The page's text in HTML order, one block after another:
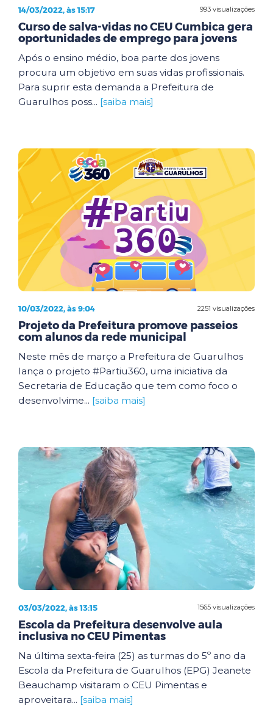
993 visualizações
14/03/2022, às 15:17
Curso de salva-vidas no CEU Cumbica gera
oportunidades de emprego para jovens
Após o ensino médio, boa parte dos jovens
procura um objetivo em suas vidas profissionais.
Para suprir esta demanda a Prefeitura de
Guarulhos poss... [saiba mais]
2251 visualizações
10/03/2022, às 9:04
Projeto da Prefeitura promove passeios
com alunos da rede municipal
Neste mês de março a Prefeitura de Guarulhos
lança o projeto #Partiu360, uma iniciativa da
Secretaria de Educação que tem como foco o
desenvolvime... [saiba mais]
1565 visualizações
03/03/2022, às 13:15
Escola da Prefeitura desenvolve aula
inclusiva no CEU Pimentas
Na última sexta-feira (25) as turmas do 5º ano da
Escola da Prefeitura de Guarulhos (EPG) Jeanete
Beauchamp visitaram o CEU Pimentas e
aproveitara... [saiba mais]